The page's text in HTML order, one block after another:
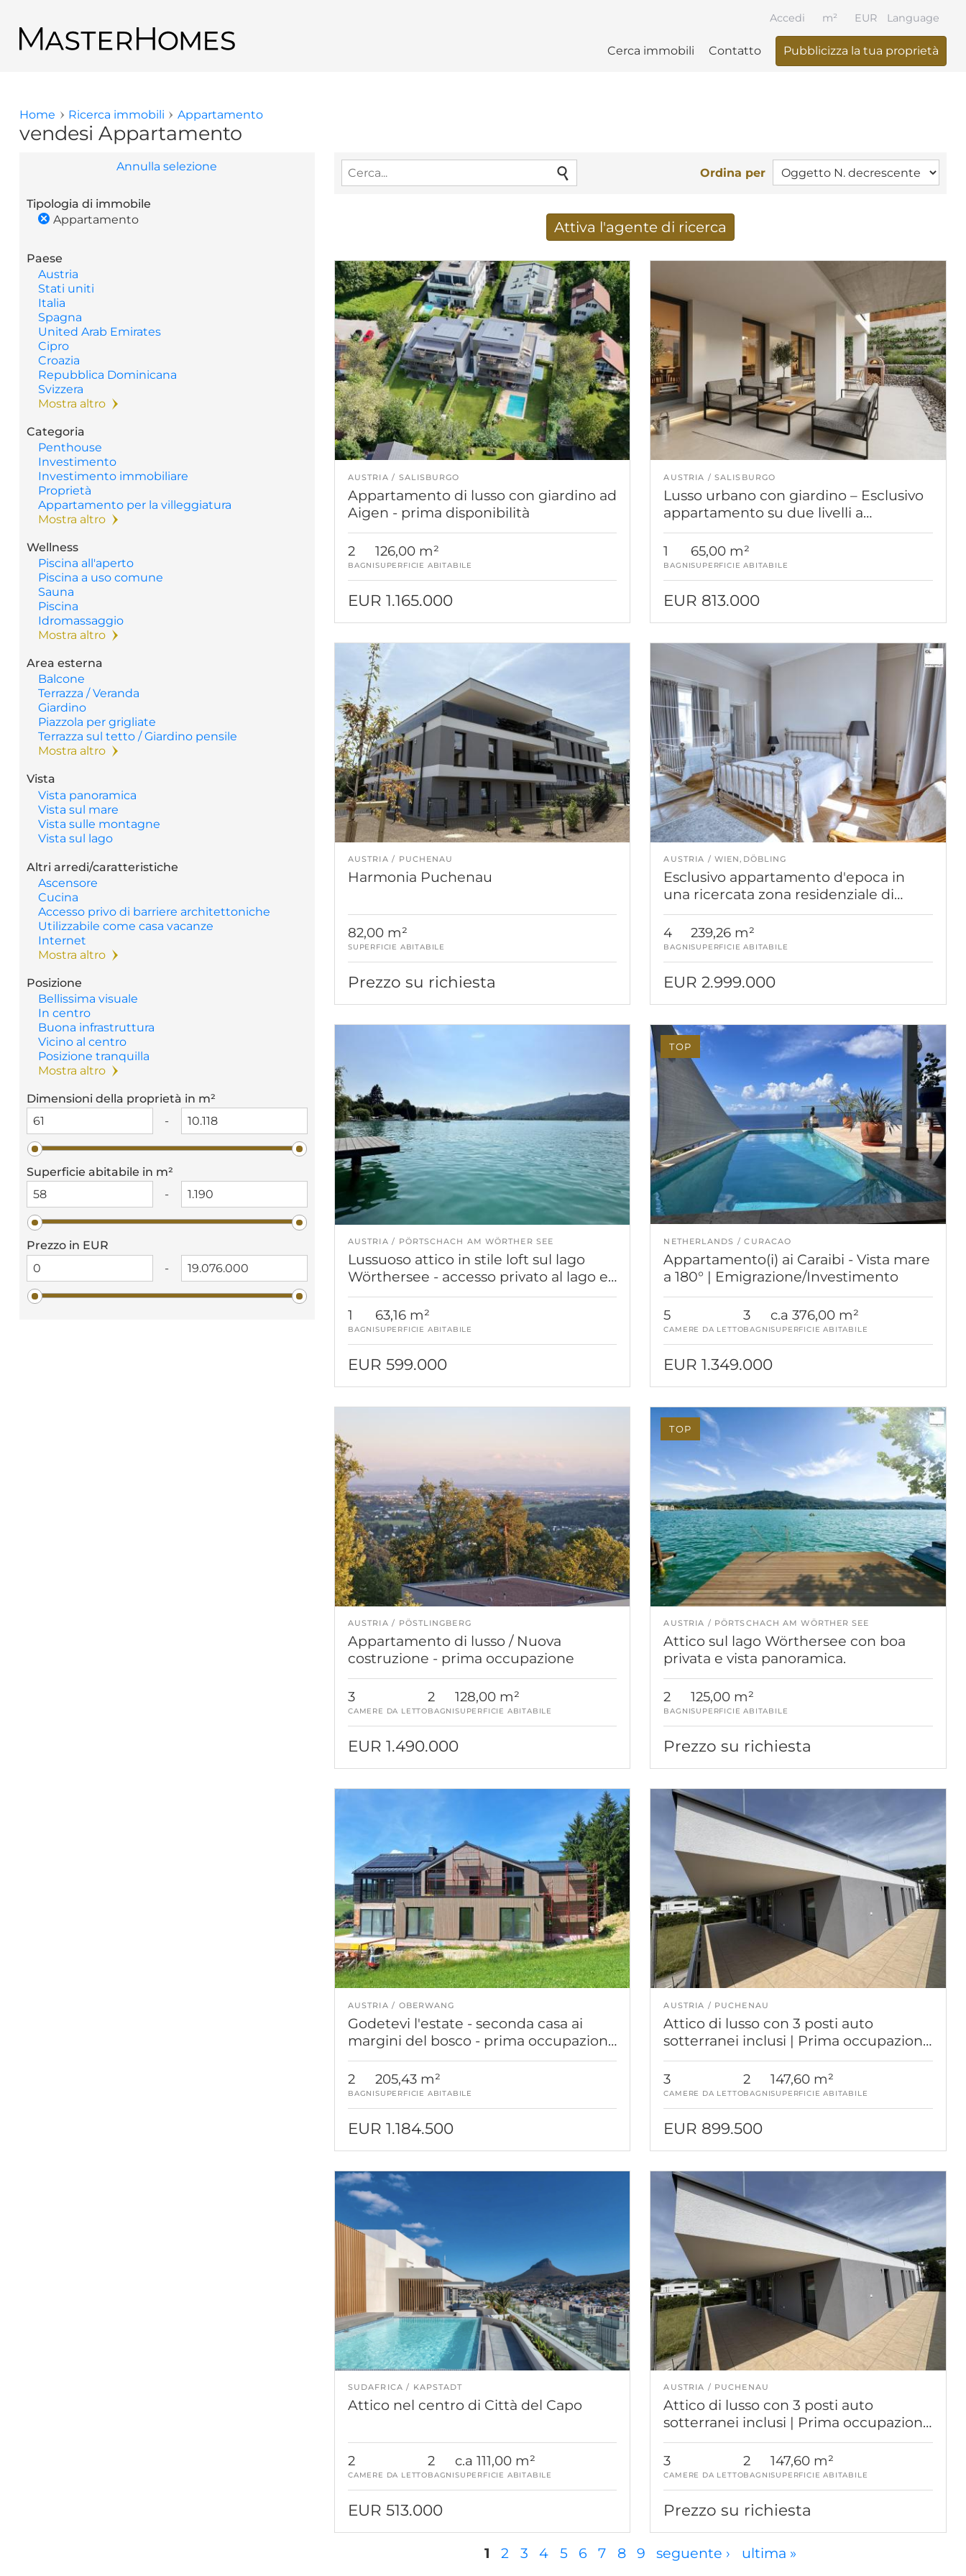
Language
Cerca immobili Contatto Pubblicizza la tua proprietà
Accedi EUR
m²
Ritornare ai risultati di ricerca
Tu sei qui
Home Ricerca immobili Appartamento
vendesi Appartamento
Annulla selezione
Tipologia di immobile
Appartamento
Paese
Austria
Stati uniti
Italia
Spagna
United Arab Emirates
Cipro
Croazia
Repubblica Dominicana
Svizzera
Mostra altro
Categoria
Penthouse
Investimento
Investimento immobiliare
Proprietà
Appartamento per la villeggiatura
Mostra altro
Wellness
Piscina all'aperto
Piscina a uso comune
Sauna
Piscina
Idromassaggio
Mostra altro
Area esterna
Balcone
Terrazza / Veranda
Giardino
Piazzola per grigliate
Terrazza sul tetto / Giardino pensile
Mostra altro
Vista
Vista panoramica
Vista sul mare
Vista sulle montagne
Vista sul lago
Altri arredi/caratteristiche
Ascensore
Cucina
Accesso privo di barriere architettoniche
Utilizzabile come casa vacanze
Internet
Mostra altro
Posizione
Bellissima visuale
In centro
Buona infrastruttura
Vicino al centro
Posizione tranquilla
Mostra altro
Dimensioni della proprietà in m²
-
Superficie abitabile in m²
-
Prezzo in EUR
-
Ordina per
Attiva l'agente di ricerca
Indirizzo e-mail*
AUSTRIA SALISBURGO
Appartamento di lusso con giardino ad
Aigen - prima disponibilità
2
BAGNI
126,00 m²
SUPERFICIE ABITABILE
EUR 1.165.000
AUSTRIA SALISBURGO
Lusso urbano con giardino – Esclusivo
appartamento su due livelli a
Salisburgo, disponibile per la prima
occupazione.
1
BAGNI
65,00 m²
SUPERFICIE ABITABILE
EUR 813.000
AUSTRIA PUCHENAU
Harmonia Puchenau
82,00 m²
SUPERFICIE ABITABILE
Prezzo su richiesta
AUSTRIA WIEN,DÖBLING
Esclusivo appartamento d'epoca in
una ricercata zona residenziale di
Döbling. Prezzo davvero interessante!
4
BAGNI
239,26 m²
SUPERFICIE ABITABILE
EUR 2.999.000
AUSTRIA PÖRTSCHACH AM WÖRTHER SEE
Lussuoso attico in stile loft sul lago
Wörthersee - accesso privato al lago e
vista panoramica
1
BAGNI
63,16 m²
SUPERFICIE ABITABILE
EUR 599.000
NETHERLANDS CURACAO
Appartamento(i) ai Caraibi - Vista mare
a 180° | Emigrazione/Investimento
5
CAMERE DA LETTO
3
BAGNI
c.a 376,00 m²
SUPERFICIE ABITABILE
EUR 1.349.000
TOP
AUSTRIA PÖSTLINGBERG
Appartamento di lusso / Nuova
costruzione - prima occupazione
3
CAMERE DA LETTO
2
BAGNI
128,00 m²
SUPERFICIE ABITABILE
EUR 1.490.000
AUSTRIA PÖRTSCHACH AM WÖRTHER SEE
Attico sul lago Wörthersee con boa
privata e vista panoramica.
2
BAGNI
125,00 m²
SUPERFICIE ABITABILE
Prezzo su richiesta
TOP
AUSTRIA OBERWANG
Godetevi l'estate - seconda casa ai
margini del bosco - prima occupazione
- completamento a breve!
2
BAGNI
205,43 m²
SUPERFICIE ABITABILE
EUR 1.184.500
AUSTRIA PUCHENAU
Attico di lusso con 3 posti auto
sotterranei inclusi | Prima occupazione
| Harmonia Puchenau
3
CAMERE DA LETTO
2
BAGNI
147,60 m²
SUPERFICIE ABITABILE
EUR 899.500
SUDAFRICA KAPSTADT
Attico nel centro di Città del Capo
2
CAMERE DA LETTO
2
BAGNI
c.a 111,00 m²
SUPERFICIE ABITABILE
EUR 513.000
AUSTRIA PUCHENAU
Attico di lusso con 3 posti auto
sotterranei inclusi | Prima occupazione
| Harmonia Puchenau (Affitto)
3
CAMERE DA LETTO
2
BAGNI
147,60 m²
SUPERFICIE ABITABILE
Prezzo su richiesta
1 2 3 4 5 6 7 8 9 seguente › ultima »